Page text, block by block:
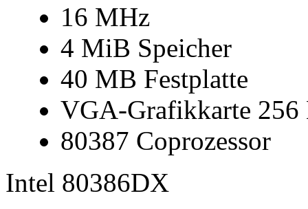
16 MHz
4 MiB Speicher
40 MB Festplatte
VGA-Grafikkarte 256
80387 Coprozessor
Intel 80386DX